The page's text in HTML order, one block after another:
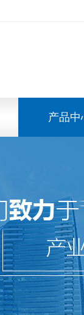
产品中